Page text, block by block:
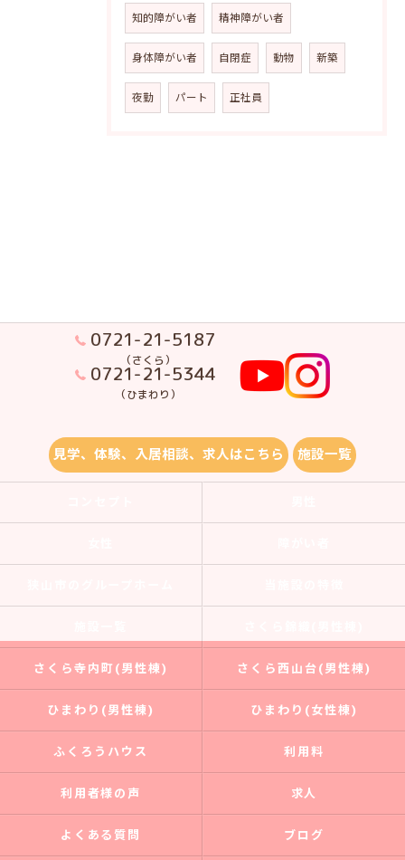
知的障がい者 精神障がい者
身体障がい者 自閉症 動物 新築
夜勤 パート 正社員
0721-21-5187
（さくら）
0721-21-5344
（ひまわり）
見学、体験、入居相談、求人はこちら 施設一覧
さくら寺内町(男性棟) さくら西山台(男性棟)
ひまわり(男性棟) ひまわり(女性棟)
ふくろうハウス 利用料
利用者様の声 求人
よくある質問 ブログ